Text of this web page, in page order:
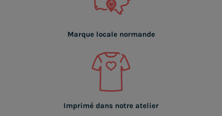
Marque locale normande
Imprimé dans notre atelier